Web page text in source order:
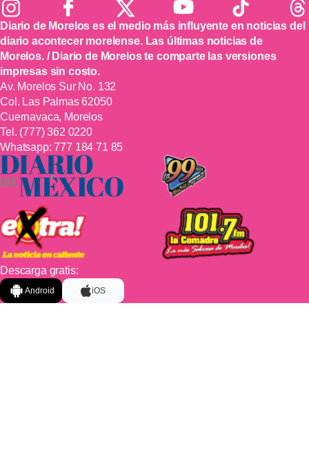
Diario de Morelos es el medio más influyente en noticias del
diario acontecer morelense. Las últimas noticias de
Morelos. / Diario de Morelos te comparte las versiones
impresas sin costo.
Av. Morelos Sur No. 132
Col. Las Palmas 62050
Cuernavaca, Morelos
Tel. (777) 362 0220
Whatsapp:777 184 71 85
Descarga gratis:
Android iOS